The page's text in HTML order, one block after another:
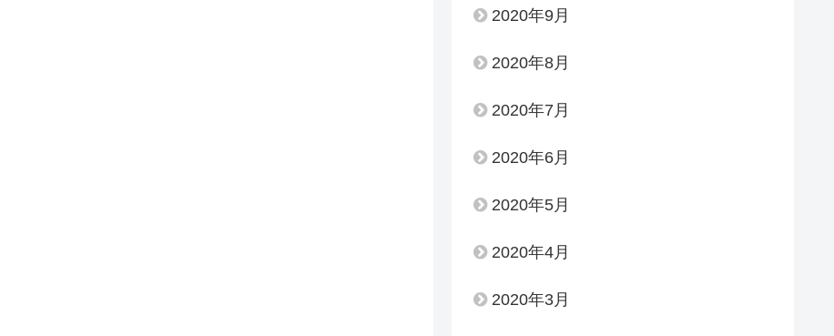
2020年9月
2020年8月
2020年7月
2020年6月
2020年5月
2020年4月
2020年3月